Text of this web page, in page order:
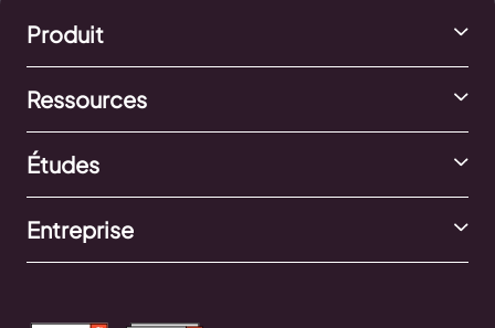
Produit
Ressources
Études
Entreprise